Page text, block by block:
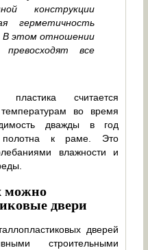
конструкции
герметичность
В этом отношении
все
считается
во время
дважды в год
полотна к раме. Это
влажности и
можно
двери
дверей
строительными